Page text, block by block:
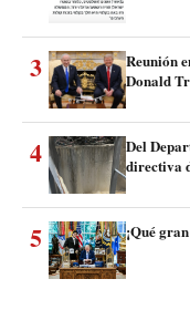
3
Reunión
Donald
4
Del
directiva
5 ¡Qué